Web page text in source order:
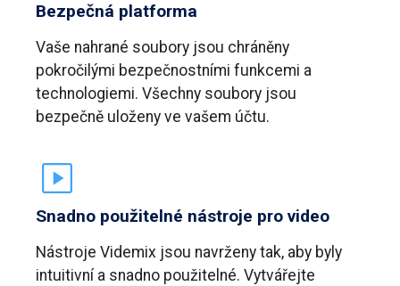
Bezpečná platforma
Vaše nahrané soubory jsou chráněny
pokročilými bezpečnostními funkcemi a
technologiemi. Všechny soubory jsou
bezpečně uloženy ve vašem účtu.
Snadno použitelné nástroje pro video
Nástroje Videmix jsou navrženy tak, aby byly
intuitivní a snadno použitelné. Vytvářejte